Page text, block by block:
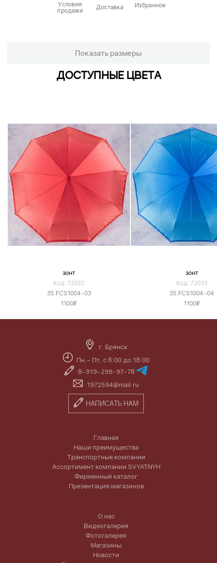
Условия
продажи Доставка Избранное
Показать размеры
ДОСТУПНЫЕ ЦВЕТА
зонт
Код: 72032
35.FCS1004-03
1100v
зонт
Код: 72033
35.FCS1004-04
1100v
г. Брянск
Пн.- Пт. с 8:00 до 18:00
8-919-299-97-78
1972594@mail.ru
НАПИСАТЬ НАМ
Главная
Наши преимущества
Транспортные компании
Ассортимент компании SVYATNYH
Фирменный каталог
Презентация магазинов
О нас
Видеогалерея
Фотогалерея
Магазины
Новости